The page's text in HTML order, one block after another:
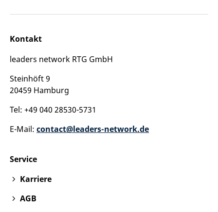
Kontakt
leaders network RTG GmbH
Steinhöft 9
20459 Hamburg
Tel: +49 040 28530-5731
E-Mail: contact@leaders-network.de
Service
Karriere
AGB